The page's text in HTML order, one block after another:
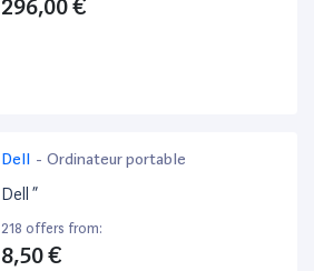
296,00 €
Dell - Ordinateur portable
Dell ”
218 offers from:
8,50 €